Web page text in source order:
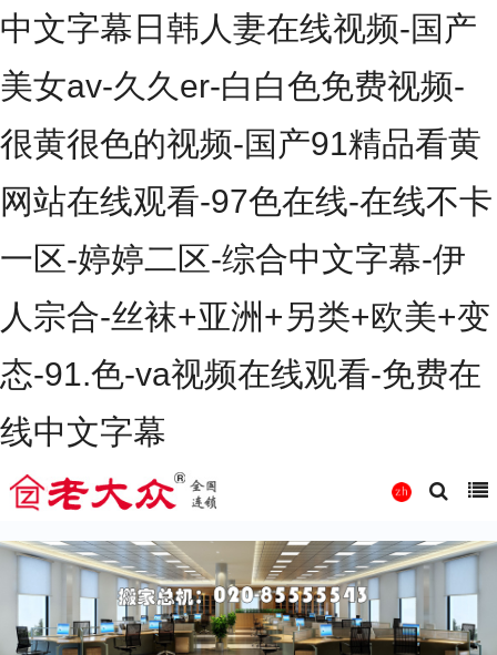
中文字幕日韩人妻在线视频-国产
美女av-久久er-白白色免费视频-
很黄很色的视频-国产91精品看黄
网站在线观看-97色在线-在线不卡
一区-婷婷二区-综合中文字幕-伊
人宗合-丝袜+亚洲+另类+欧美+变
态-91.色-va视频在线观看-免费在
线中文字幕